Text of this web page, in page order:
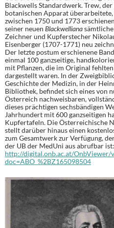
Blackwells Standardwerk. Trew,
botanischen Apparat
zwischen 1750 und 1773
seiner neuen Blackwelliana
Zeichner und Kupferstecher
Eisenberger (1707-1771) neu
Der letzte postum erschienene
einmal 100 ganzseitige,
mit Pflanzen, die im Original
dargestellt waren. In der
Geschichte der Medizin, in der
Bibliothek, befindet sich eines von
Österreich nachweisbaren,
dieses prächtigen sechsbändigen
Jahrhundert mit 600 ganzseitigen
Kupfertafeln. Die Österreichische
stellt darüber hinaus einen
zum Gesamtwerk zur Verfügung,
der UB der MedUni aus abrufbar ist:
http://digital.onb.ac.at/OnbViewer/
doc=ABO_%2BZ165098504